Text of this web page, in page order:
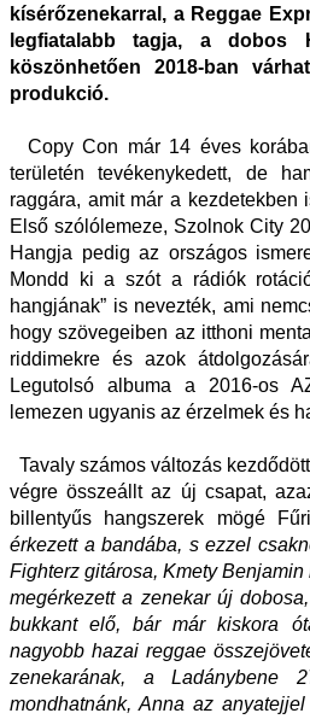
kísérőzenekarral, a Reggae
legfiatalabb tagja, a dobos
köszönhetően 2018-ban
produkció.
Copy Con már 14 éves
területén tevékenykedett, de
raggára, amit már a
Első szólólemeze, Szolnok City
Hangja pedig az országos
Mondd ki a szót a rádiók
hangjának” is nevezték, ami
hogy szövegeiben az itthoni
riddimekre és azok
Legutolsó albuma a 2016-os
lemezen ugyanis az érzelmek és
Tavaly számos változás
végre összeállt az új csapat,
billentyűs hangszerek mögé
érkezett a bandába, s ezzel
Fighterz gitárosa, Kmety
megérkezett a zenekar új
bukkant elő, bár már kiskora
nagyobb hazai reggae
zenekarának, a Ladánybene
mondhatnánk, Anna az